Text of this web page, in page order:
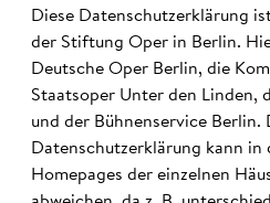
Diese Datenschutzerklärung
der Stiftung Oper in Berlin.
Deutsche Oper Berlin, die
Staatsoper Unter den Linden,
und der Bühnenservice Berlin.
Datenschutzerklärung kann in
Homepages der einzelnen